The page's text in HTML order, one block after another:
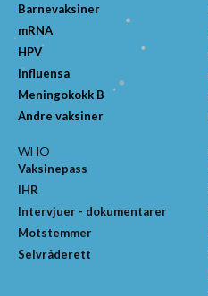
Barnevaksiner
mRNA
HPV
Influensa
Meningokokk B
Andre vaksiner
WHO
Vaksinepass
IHR
Intervjuer - dokumentarer
Motstemmer
Selvråderett